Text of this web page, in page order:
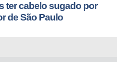
ter cabelo sugado por
de São Paulo